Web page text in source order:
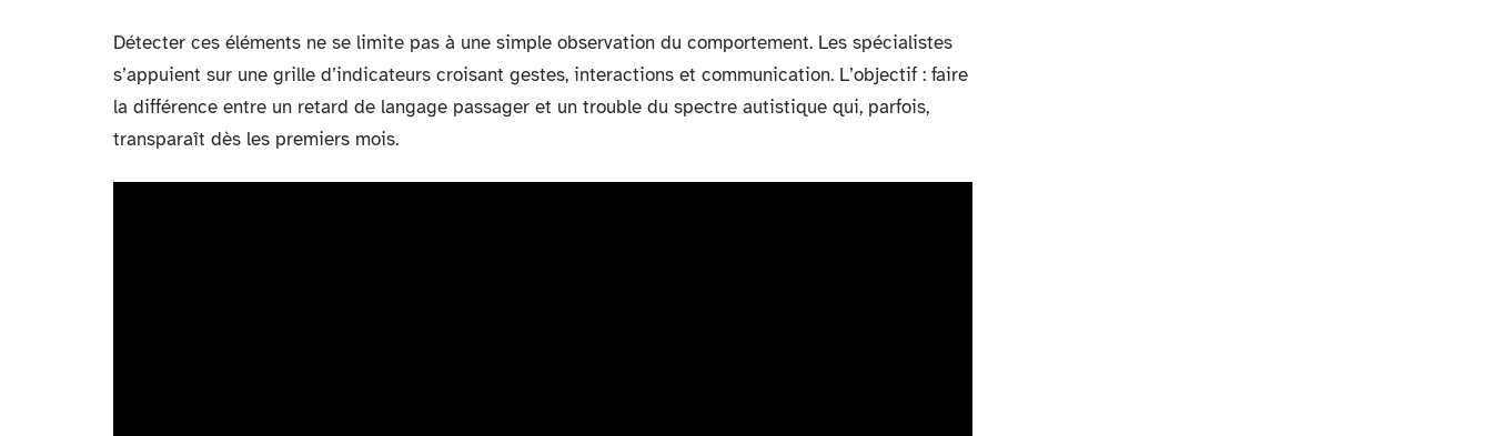
Détecter ces éléments ne se limite pas à une simple observation du comportement. Les spécialistes
s’appuient sur une grille d’indicateurs croisant gestes, interactions et communication. L’objectif : faire
la différence entre un retard de langage passager et un trouble du spectre autistique qui, parfois,
transparaît dès les premiers mois.